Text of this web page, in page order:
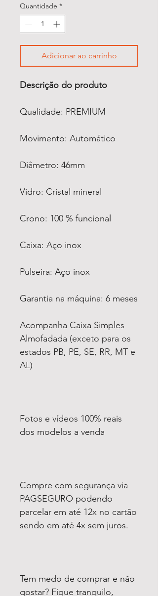
Quantidade *
Adicionar ao carrinho
Descrição do produto
Qualidade: PREMIUM
Movimento: Automático
Diâmetro: 46mm
Vidro: Cristal mineral
Crono: 100 % funcional
Caixa: Aço inox
Pulseira: Aço inox
Garantia na máquina: 6 meses
Acompanha Caixa Simples
Almofadada (exceto para os
estados PB, PE, SE, RR, MT e
AL)
Fotos e vídeos 100% reais
dos modelos a venda
Compre com segurança via
PAGSEGURO podendo
parcelar em até 12x no cartão
sendo em até 4x sem juros.
Tem medo de comprar e não
gostar? Fique tranquilo,